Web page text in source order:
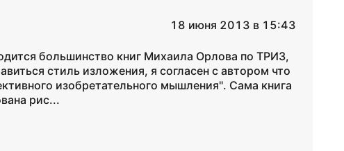
18 июня 2013 в 15:43
большинство книг Михаила Орлова по ТРИЗ,
стиль изложения, я согласен с автором что
изобретательного мышления". Сама книга
рис...